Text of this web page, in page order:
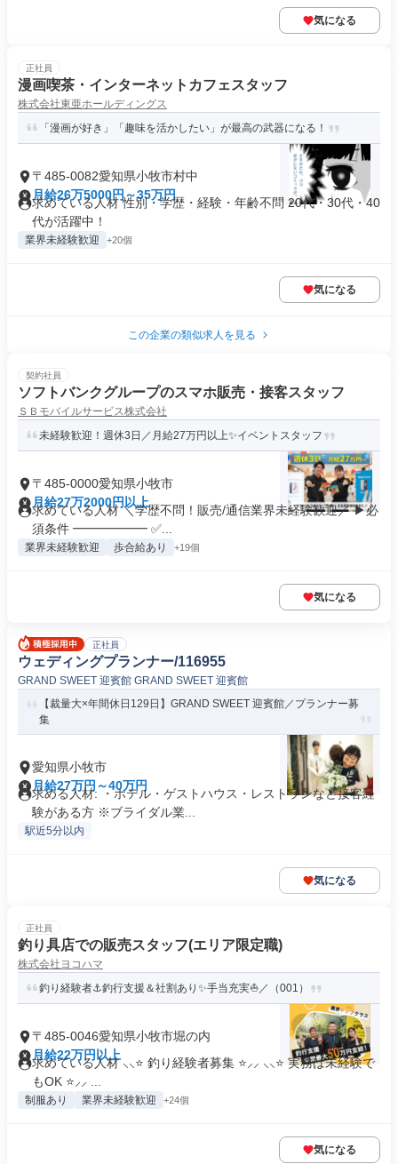
気になる
正社員
漫画喫茶・インターネットカフェスタッフ
株式会社東亜ホールディングス
「漫画が好き」「趣味を活かしたい」が最高の武器になる！
〒485-0082愛知県小牧市村中
月給26万5000円～35万円
求めている人材 性別・学歴・経験・年齢不問 20代・30代・40
代が活躍中！
業界未経験歓迎 +20個
気になる
この企業の類似求人を見る
契約社員
ソフトバンクグループのスマホ販売・接客スタッフ
ＳＢモバイルサービス株式会社
未経験歓迎！週休3日／月給27万円以上✨イベントスタッフ
〒485-0000愛知県小牧市
月給27万2000円以上
求めている人材 ＼学歴不問！販売/通信業界未経験歓迎／ ▶必
須条件 ━━━━━━ ✅...
業界未経験歓迎 歩合給あり +19個
気になる
正社員
ウェディングプランナー/116955
GRAND SWEET 迎賓館 GRAND SWEET 迎賓館
【裁量大×年間休日129日】GRAND SWEET 迎賓館／プランナー募
集
愛知県小牧市
月給27万円～40万円
求める人材: ・ホテル・ゲストハウス・レストランなど接客経
験がある方 ※ブライダル業...
駅近5分以内
気になる
正社員
釣り具店での販売スタッフ(エリア限定職)
株式会社ヨコハマ
釣り経験者⚓釣行支援＆社割あり✨手当充実⛵／（001）
〒485-0046愛知県小牧市堀の内
月給22万円以上
求めている人材 ⸜⸜⭐ 釣り経験者募集 ⭐⸝⸝ ⸜⸜⭐ 実務は未経験で
もOK ⭐⸝⸝ ...
制服あり 業界未経験歓迎 +24個
気になる